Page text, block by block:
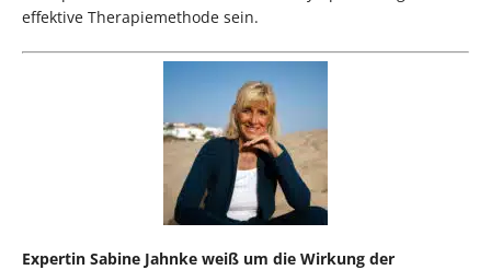
effektive Therapiemethode sein.
Expertin Sabine Jahnke weiß um die Wirkung der